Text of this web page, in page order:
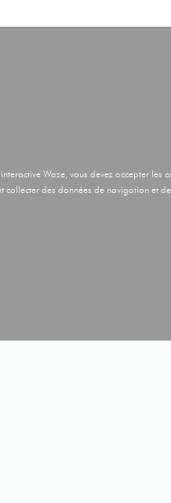
Waze, vous devez accepter
collecter des données de navigation et